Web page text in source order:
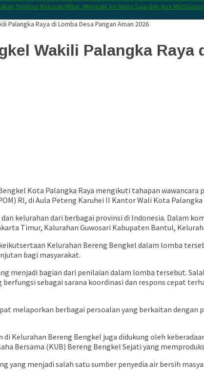
Tembus Ratusan Miliar, Mengalir ke Mana Saja dan Apa
Palangka Raya di Lomba Desa Pangan Aman 2026
Wakili Palangka Raya
Kota Palangka Raya mengikuti tahapan wawancara
RI, di Aula Peteng Karuhei II Kantor Wali Kota Palangka
kelurahan dari berbagai provinsi di Indonesia. Dalam
Timur, Kalurahan Guwosari Kabupaten Bantul,
Kelurahan Bereng Bengkel dalam lomba
bagi masyarakat.
menjadi bagian dari penilaian dalam lomba tersebut.
sebagai sarana koordinasi dan respons cepat
melaporkan berbagai persoalan yang berkaitan
Kelurahan Bereng Bengkel juga didukung oleh
Bersama (KUB) Bereng Bengkel Sejati yang
yang menjadi salah satu sumber penyedia air bersih